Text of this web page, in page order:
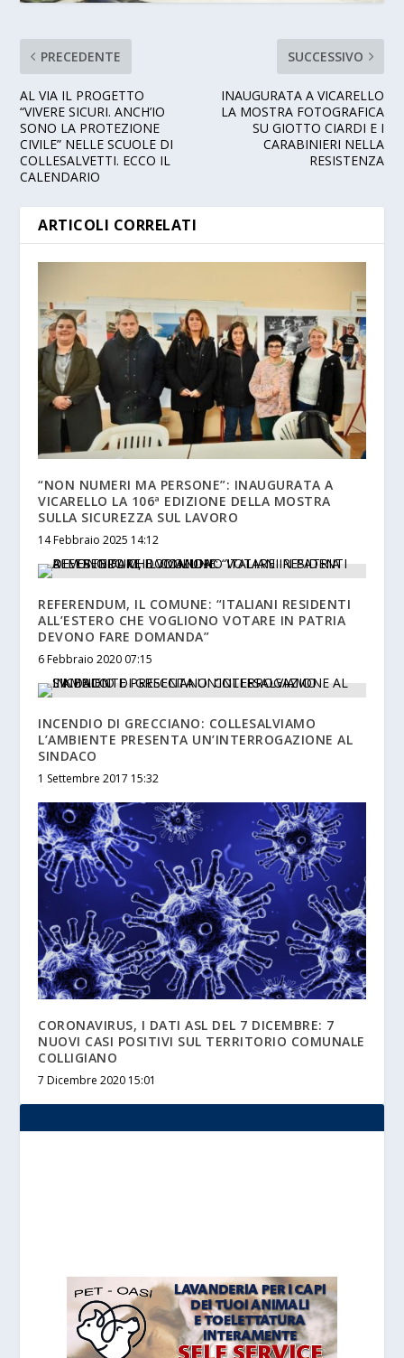
PRECEDENTE
AL VIA IL PROGETTO
“VIVERE SICURI. ANCH’IO
SONO LA PROTEZIONE
CIVILE” NELLE SCUOLE DI
COLLESALVETTI. ECCO IL
CALENDARIO
SUCCESSIVO
INAUGURATA A VICARELLO
LA MOSTRA FOTOGRAFICA
SU GIOTTO CIARDI E I
CARABINIERI NELLA
RESISTENZA
ARTICOLI CORRELATI
“NON NUMERI MA PERSONE”: INAUGURATA A
VICARELLO LA 106ª EDIZIONE DELLA MOSTRA
SULLA SICUREZZA SUL LAVORO
14 Febbraio 2025 14:12
REFERENDUM, IL COMUNE: “ITALIANI RESIDENTI
ALL’ESTERO CHE VOGLIONO VOTARE IN PATRIA
DEVONO FARE DOMANDA”
6 Febbraio 2020 07:15
INCENDIO DI GRECCIANO: COLLESALVIAMO
L’AMBIENTE PRESENTA UN’INTERROGAZIONE AL
SINDACO
1 Settembre 2017 15:32
CORONAVIRUS, I DATI ASL DEL 7 DICEMBRE: 7
NUOVI CASI POSITIVI SUL TERRITORIO COMUNALE
COLLIGIANO
7 Dicembre 2020 15:01